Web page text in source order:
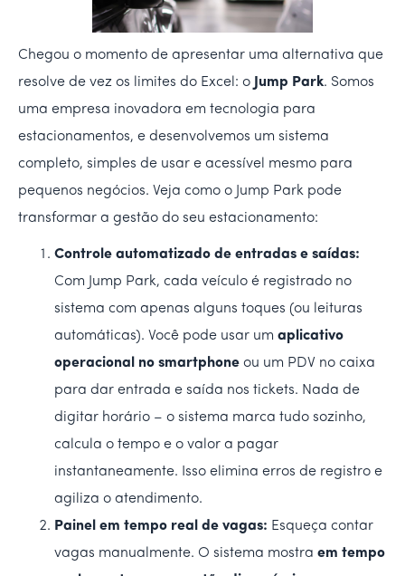
Chegou o momento de apresentar uma alternativa que
resolve de vez os limites do Excel: o
Jump Park. Somos
uma empresa inovadora em tecnologia para
estacionamentos, e desenvolvemos um sistema
completo, simples de usar e acessível mesmo para
pequenos negócios. Veja como o Jump Park pode
transformar a gestão do seu estacionamento:
Controle automatizado de entradas e saídas:
Com Jump Park, cada veículo é registrado no
sistema com apenas alguns toques (ou leituras
automáticas). Você pode usar um aplicativo
operacional no smartphone ou um PDV no caixa
para dar entrada e saída nos tickets. Nada de
digitar horário – o sistema marca tudo sozinho,
calcula o tempo e o valor a pagar
instantaneamente. Isso elimina erros de registro e
agiliza o atendimento.
Painel em tempo real de vagas: Esqueça contar
vagas manualmente. O sistema mostra em tempo